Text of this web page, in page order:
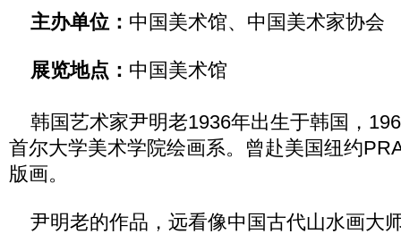
主办单位： 中国美术馆、中国美术家协会
展览地点： 中国美术馆
韩国艺术家尹明老1936年出生于韩国，
首尔大学美术学院绘画系。曾赴美国纽约
版画。
尹明老的作品，远看像中国古代山水画大